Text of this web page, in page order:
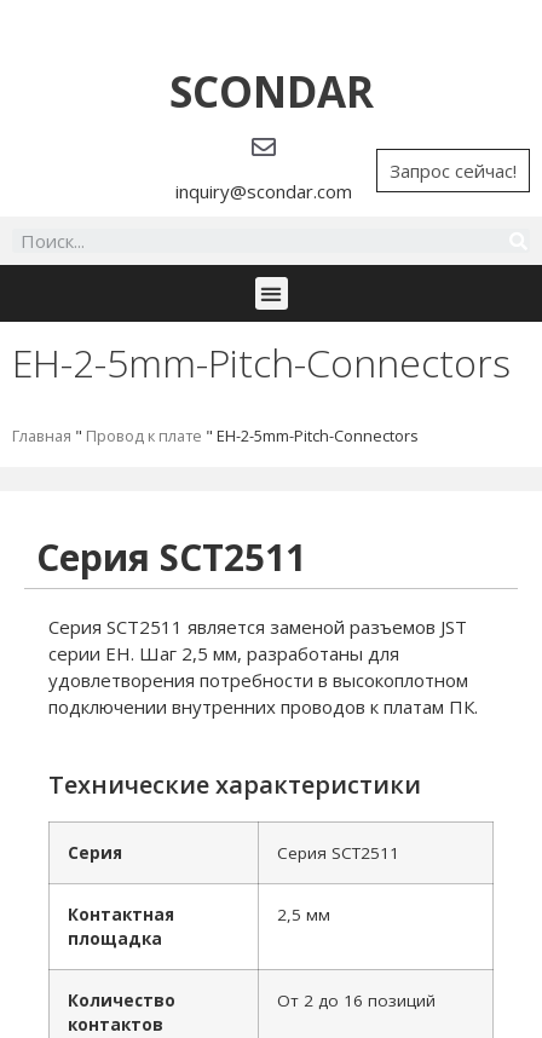
SCONDAR
inquiry@scondar.com
Запрос сейчас!
EH-2-5mm-Pitch-Connectors
Главная " Провод к плате " EH-2-5mm-Pitch-Connectors
Серия SCT2511
Серия SCT2511 является заменой разъемов JST
серии EH. Шаг 2,5 мм, разработаны для
удовлетворения потребности в высокоплотном
подключении внутренних проводов к платам ПК.
Технические характеристики
Серия Серия SCT2511
Контактная
площадка
2,5 мм
Количество
контактов
От 2 до 16 позиций